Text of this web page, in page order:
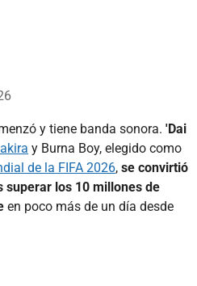
y tiene banda sonora. 'Dai
y Burna Boy, elegido como
de la FIFA 2026, se convirtió
superar los 10 millones de
en poco más de un día desde